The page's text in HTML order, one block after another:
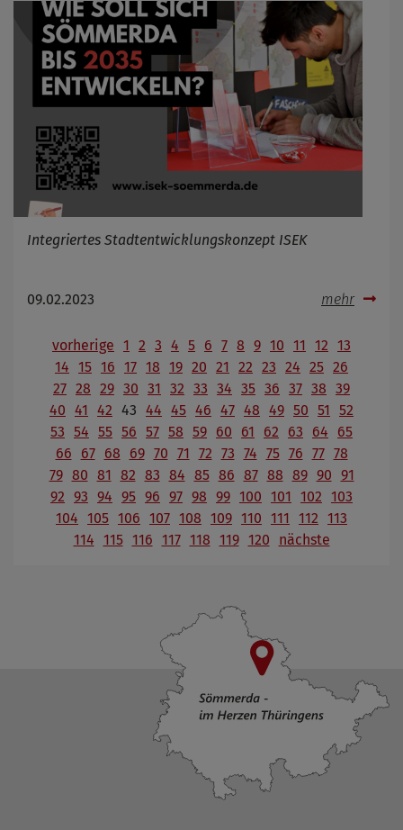
Integriertes Stadtentwicklungskonzept ISEK
09.02.2023 mehr
vorherige 1 2 3 4 5 6 7 8 9 10 11 12 13
14 15 16 17 18 19 20 21 22 23 24 25 26
27 28 29 30 31 32 33 34 35 36 37 38 39
40 41 42 43 44 45 46 47 48 49 50 51
52
53 54 55 56 57 58 59 60 61 62 63 64
65
66
67 68 69 70 71 72 73 74 75 76 77 78
79 80 81 82 83 84 85 86 87 88 89 90 91
92 93 94 95 96 97 98 99 100 101 102 103
104 105 106 107 108 109 110 111 112 113
114 115 116 117 118 119 120 nächste